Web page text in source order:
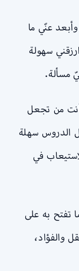
عنّي ما
سهولة
مسألة.
أنت من تجعل
الدروس سهلة
في
تفتح به على
والفؤاد،